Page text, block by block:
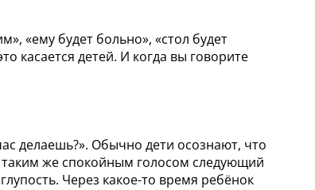
«ему будет больно», «стол будет
касается детей. И когда вы говорите
делаешь?». Обычно дети осознают, что
таким же спокойным голосом следующий
Через какое-то время ребёнок